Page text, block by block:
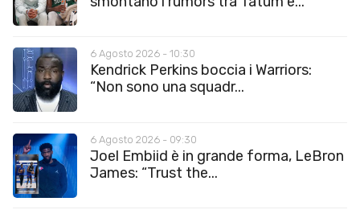
6 Agosto 2026 - 10:30
Kendrick Perkins boccia i Warriors:
“Non sono una squadr...
6 Agosto 2026 - 09:30
Joel Embiid è in grande forma, LeBron
James: “Trust the...